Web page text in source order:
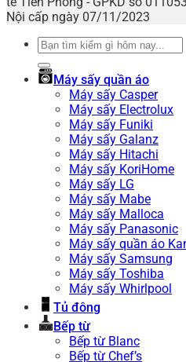
Nội cấp ngày 07/11/2023
Tìm
Máy sấy quần áo
Máy sấy Casper
Máy sấy Electrolux
Máy sấy Funiki
Máy sấy Galanz
Máy sấy Hitachi
Máy sấy KoriHome
Máy sấy LG
Máy sấy Mabe
Máy sấy Malloca
Máy sấy Panasonic
Máy sấy quần áo
Máy sấy Samsung
Máy sấy Toshiba
Máy sấy Whirlpool
Tủ đông
Bếp từ
Bếp từ Blanc
Bếp từ Chef’s